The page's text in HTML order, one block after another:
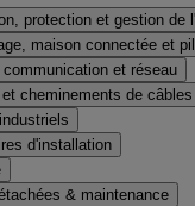
protection et gestion de
maison connectée et
et réseau
cheminements de câbles
d'installation
& maintenance